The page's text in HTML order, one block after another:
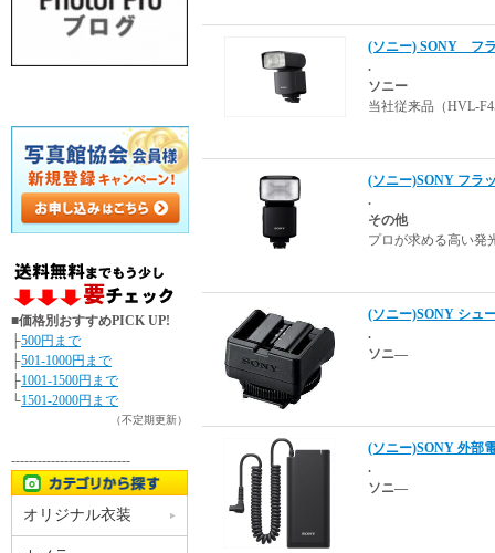
(ソニー) SONY フ
.
ソニー
当社従来品（HVL-
(ソニー)SONY フラ
.
その他
プロが求める高い発
(ソニー)SONY シュ
.
ソニ―
(ソニー)SONY 外部
.
ソニ―
■価格別おすすめPICK UP!
├500円まで
├501-1000円まで
├1001-1500円まで
└1501-2000円まで
（不定期更新）
---------------------------
オリジナル衣装